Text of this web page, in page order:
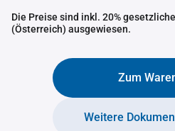
Die Preise sind inkl. 20%
(Österreich) ausgewiesen.
Zum
Weitere